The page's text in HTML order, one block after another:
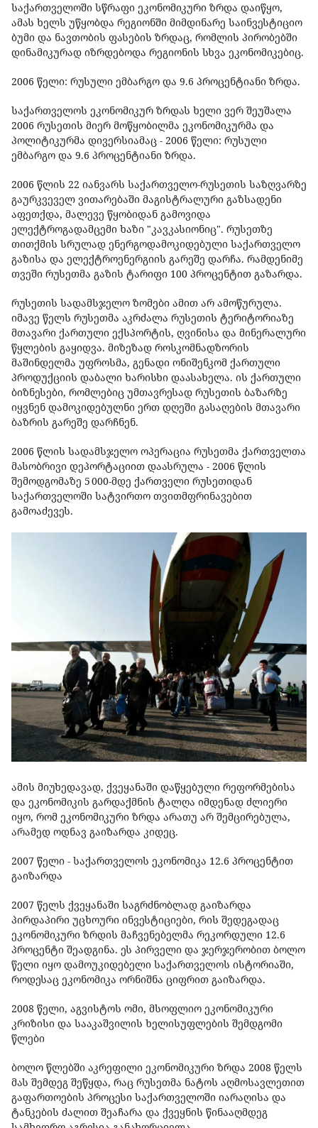
საქართველოში სწრაფი ეკონომიკური ზრდა დაიწყო,
ამას ხელს უწყობდა რეგიონში მიმდინარე საინვესტიციო
ბუმი და ნავთობის ფასების ზრდაც, რომლის პირობებში
დინამიკურად იზრდებოდა რეგიონის სხვა ეკონომიკებიც.
2006 წელი: რუსული ემბარგო და 9.6 პროცენტიანი ზრდა.
საქართველოს ეკონომიკურ ზრდას ხელი ვერ შეუშალა
2006 რუსეთის მიერ მოწყობილმა ეკონომიკურმა და
პოლიტიკურმა დივერსიამაც - 2006 წელი: რუსული
ემბარგო და 9.6 პროცენტიანი ზრდა.
2006 წლის 22 იანვარს საქართველო-რუსეთის საზღვარზე
გაურკვეველ ვითარებაში მაგისტრალური გაზსადენი
აფეთქდა, მალევე წყობიდან გამოვიდა
ელექტროგადამცემი ხაზი "კავკასიონიც". რუსეთზე
თითქმის სრულად ენერგოდამოკიდებული საქართველო
გაზისა და ელექტროენერგიის გარეშე დარჩა. რამდენიმე
თვეში რუსეთმა გაზის ტარიფი 100 პროცენტით გაზარდა.
რუსეთის სადამსჯელო ზომები ამით არ ამოწურულა.
იმავე წელს რუსეთმა აკრძალა რუსეთის ტერიტორიაზე
მთავარი ქართული ექსპორტის, ღვინისა და მინერალური
წყლების გაყიდვა. მიზეზად როსკომნადზორის
მაშინდელმა უფროსმა, გენადი ონიშენკომ ქართული
პროდუქციის დაბალი ხარისხი დაასახელა. ის ქართული
ბიზნესები, რომლებიც უმთავრესად რუსეთის ბაზარზე
იყვნენ დამოკიდებულნი ერთ დღეში გასაღების მთავარი
ბაზრის გარეშე დარჩნენ.
2006 წლის სადამსჯელო ოპერაცია რუსეთმა ქართველთა
მასობრივი დეპორტაციით დაასრულა - 2006 წლის
შემოდგომაზე 5 000-მდე ქართველი რუსეთიდან
საქართველოში სატვირთო თვითმფრინავებით
გამოაძევეს.
ამის მიუხედავად, ქვეყანაში დაწყებული რეფორმებისა
და ეკონომიკის გარდაქმნის ტალღა იმდენად ძლიერი
იყო, რომ ეკონომიკური ზრდა არათუ არ შემცირებულა,
არამედ ოდნავ გაიზარდა კიდეც.
2007 წელი - საქართველოს ეკონომიკა 12.6 პროცენტით
გაიზარდა
2007 წელს ქვეყანაში საგრძნობლად გაიზარდა
პირდაპირი უცხოური ინვესტიციები, რის შედეგადაც
ეკონომიკური ზრდის მაჩვენებელმა რეკორდული 12.6
პროცენტი შეადგინა. ეს პირველი და ჯერჯერობით ბოლო
წელი იყო დამოუკიდებელი საქართველოს ისტორიაში,
როდესაც ეკონომიკა ორნიშნა ციფრით გაიზარდა.
2008 წელი, აგვისტოს ომი, მსოფლიო ეკონომიკური
კრიზისი და სააკაშვილის ხელისუფლების შემდგომი
წლები
ბოლო წლებში აკრეფილი ეკონომიკური ზრდა 2008 წელს
მას შემდეგ შეწყდა, რაც რუსეთმა ნატოს აღმოსავლეთით
გაფართოების პროცესი საქართველოში იარაღისა და
ტანკების ძალით შეაჩარა და ქვეყნის წინააღმდეგ